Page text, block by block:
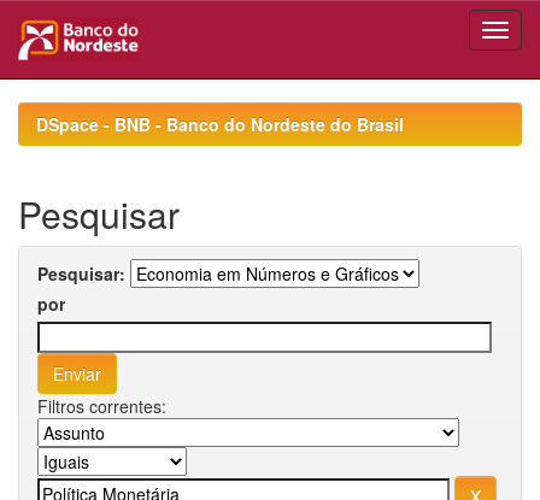
navigationDSpace - BNB - Banco do Nordeste do Brasil
Pesquisar
Pesquisar:
por
Filtros correntes: